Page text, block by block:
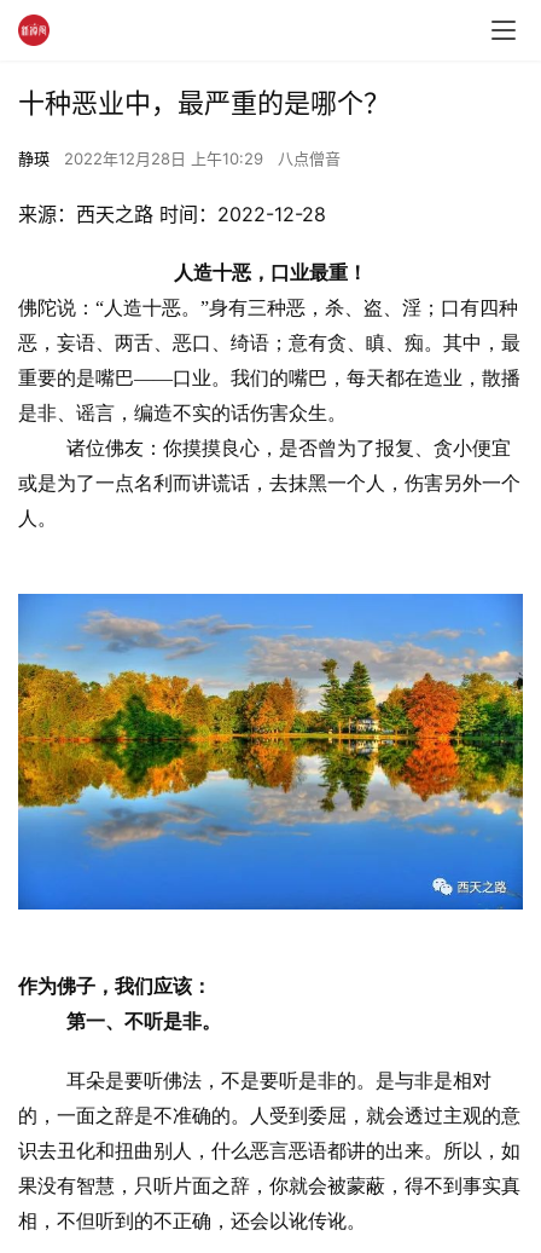
十种恶业中，最严重的是哪个？
静瑛 2022年12月28日 上午10:29 八点僧音
来源：西天之路 时间：2022-12-28
人造十恶，口业最重！
佛陀说：“人造十恶。”身有三种恶，杀、盗、淫；口有四种
恶，妄语、两舌、恶口、绮语；意有贪、瞋、痴。其中，最
重要的是嘴巴——口业。我们的嘴巴，每天都在造业，散播
是非、谣言，编造不实的话伤害众生。
诸位佛友：你摸摸良心，是否曾为了报复、贪小便宜
或是为了一点名利而讲谎话，去抹黑一个人，伤害另外一个
人。
作为佛子，我们应该：
第一、不听是非。
耳朵是要听佛法，不是要听是非的。是与非是相对
的，一面之辞是不准确的。人受到委屈，就会透过主观的意
识去丑化和扭曲别人，什么恶言恶语都讲的出来。所以，如
果没有智慧，只听片面之辞，你就会被蒙蔽，得不到事实真
相，不但听到的不正确，还会以讹传讹。